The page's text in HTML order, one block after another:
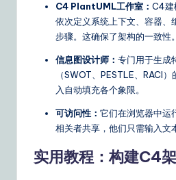
C4 PlantUML工作室： C4建
依次定义系统上下文、容器、
步骤。这确保了架构的一致性。
信息图设计师： 专门用于生成
（SWOT、PESTLE、RACI
入自动填充各个象限。
可访问性： 它们在浏览器中运
相关者共享，他们只需输入文
实用教程：构建C4